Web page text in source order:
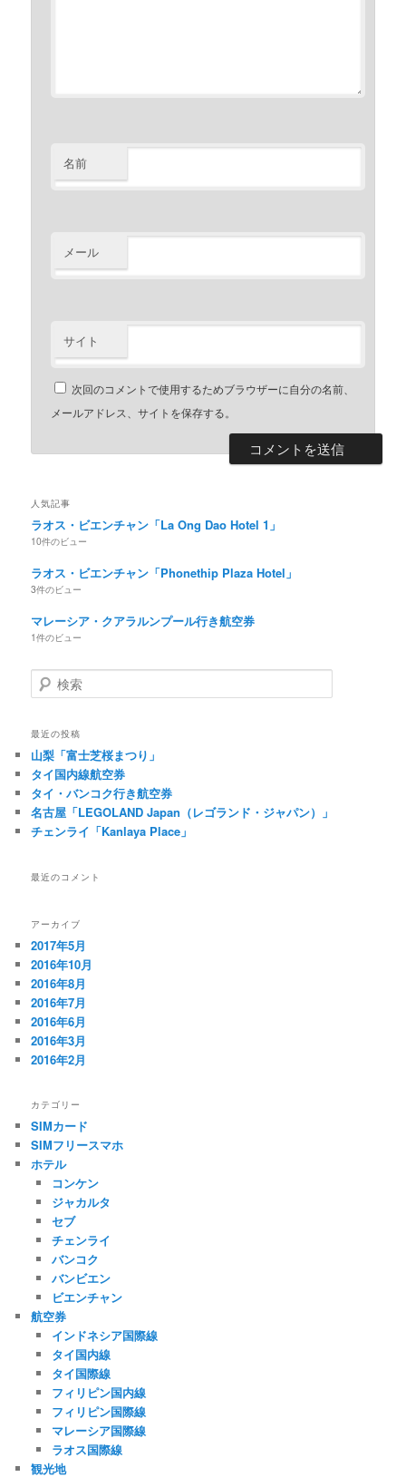
名前
メール
サイト
次回のコメントで使用するためブラウザーに自分の名前、
メールアドレス、サイトを保存する。
人気記事
ラオス・ビエンチャン「La Ong Dao Hotel 1」
10件のビュー
ラオス・ビエンチャン「Phonethip Plaza Hotel」
3件のビュー
マレーシア・クアラルンプール行き航空券
1件のビュー
検
索
最近の投稿
山梨「富士芝桜まつり」
タイ国内線航空券
タイ・バンコク行き航空券
名古屋「LEGOLAND Japan（レゴランド・ジャパン）」
チェンライ「Kanlaya Place」
最近のコメント
アーカイブ
2017年5月
2016年10月
2016年8月
2016年7月
2016年6月
2016年3月
2016年2月
カテゴリー
SIMカード
SIMフリースマホ
ホテル
コンケン
ジャカルタ
セブ
チェンライ
バンコク
バンビエン
ビエンチャン
航空券
インドネシア国際線
タイ国内線
タイ国際線
フィリピン国内線
フィリピン国際線
マレーシア国際線
ラオス国際線
観光地